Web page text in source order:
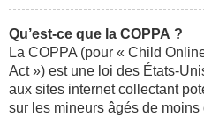
Qu’est-ce que la COPPA ?
La COPPA (pour « Child
Act ») est une loi des États-
aux sites internet collectant
sur les mineurs âgés de